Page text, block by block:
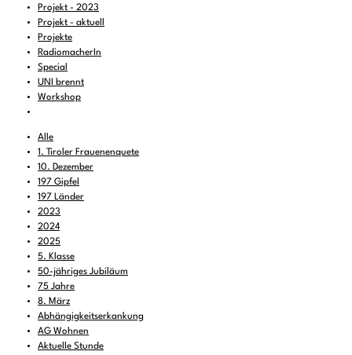
Projekt - 2023
Projekt - aktuell
Projekte
RadiomacherIn
Special
UNI brennt
Workshop
Alle
1. Tiroler Frauenenquete
10. Dezember
197 Gipfel
197 Länder
2023
2024
2025
5. Klasse
50-jähriges Jubiläum
75 Jahre
8. März
Abhängigkeitserkankung
AG Wohnen
Aktuelle Stunde